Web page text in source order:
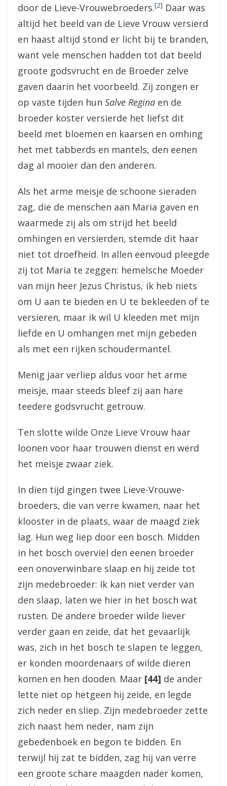
door de Lieve-Vrouwebroeders.[2] Daar was
altijd het beeld van de Lieve Vrouw versierd
en haast altijd stond er licht bij te branden,
want vele menschen hadden tot dat beeld
groote godsvrucht en de Broeder zelve
gaven daarin het voorbeeld. Zij zongen er
op vaste tijden hun Salve Regina en de
broeder koster versierde het liefst dit
beeld met bloemen en kaarsen en omhing
het met tabberds en mantels, den eenen
dag al mooier dan den anderen.
Als het arme meisje de schoone sieraden
zag, die de menschen aan Maria gaven en
waarmede zij als om strijd het beeld
omhingen en versierden, stemde dit haar
niet tot droefheid. In allen eenvoud pleegde
zij tot Maria te zeggen: hemelsche Moeder
van mijn heer Jezus Christus, ik heb niets
om U aan te bieden en U te bekleeden of te
versieren, maar ik wil U kleeden met mijn
liefde en U omhangen met mijn gebeden
als met een rijken schoudermantel.
Menig jaar verliep aldus voor het arme
meisje, maar steeds bleef zij aan hare
teedere godsvrucht getrouw.
Ten slotte wilde Onze Lieve Vrouw haar
loonen voor haar trouwen dienst en werd
het meisje zwaar ziek.
In dien tijd gingen twee Lieve-Vrouwe-
broeders, die van verre kwamen, naar het
klooster in de plaats, waar de maagd ziek
lag. Hun weg liep door een bosch. Midden
in het bosch overviel den eenen broeder
een onoverwinbare slaap en hij zeide tot
zijn medebroeder: Ik kan niet verder van
den slaap, laten we hier in het bosch wat
rusten. De andere broeder wilde liever
verder gaan en zeide, dat het gevaarlijk
was, zich in het bosch te slapen te leggen,
er konden moordenaars of wilde dieren
komen en hen dooden. Maar [44] de ander
lette niet op hetgeen hij zeide, en legde
zich neder en sliep. Zijn medebroeder zette
zich naast hem neder, nam zijn
gebedenboek en begon te bidden. En
terwijl hij zat te bidden, zag hij van verre
een groote schare maagden nader komen,